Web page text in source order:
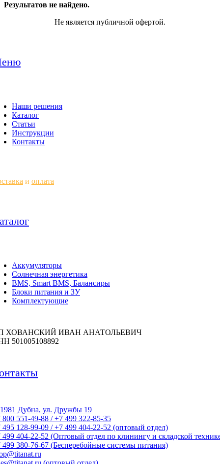
Результатов не найдено.
Не является публичной офертой.
Наши решения
Каталог
Статьи
Инструкции
Контакты
и оплата
Аккумуляторы
Солнечная энергетика
BMS, Smart BMS, Балансиры
Блоки питания и ЗУ
Комплектующие
ХОВАНСКИЙ ИВАН АНАТОЛЬЕВИЧ
501005108892
Дубна, ул. Дружбы 19
800 551-49-88 / +7 499 322-85-35
495 128-99-09 / +7 499 404-22-52 (оптовый отдел)
499 404-22-52 (Оптовый отдел по клинингу и складской
499 380-76-67 (Бесперебойные системы питания)